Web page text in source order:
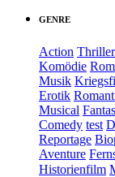
GENRE
Action Thriller
Komödie
Musik
Erotik
Musical
Comedy test
Reportage
Aventure
Historienfilm